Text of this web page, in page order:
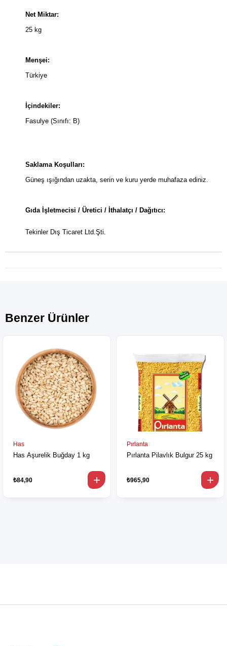
Net Miktar:
25 kg
Menşei:
Türkiye
İçindekiler:
Fasulye (Sınıfı: B)
Saklama Koşulları:
Güneş ışığından uzakta, serin ve kuru yerde muhafaza ediniz.
Gıda İşletmecisi / Üretici / İthalatçı / Dağıtıcı:
Tekinler Dış Ticaret Ltd.Şti.
Benzer Ürünler
Has
Has Aşurelik Buğday 1 kg
₺84,90
Pırlanta
Pırlanta Pilavlık Bulgur 25 kg
₺965,90